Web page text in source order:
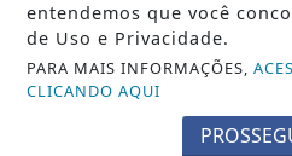
TURISMO
INFORMAÇÕES
entendemos que você
de Uso e Privacidade.
PARA MAIS INFORMAÇÕES,
CLICANDO AQUI